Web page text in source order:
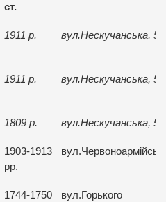
ст.
1911 р. вул.Нескучанська, 5
1911 р. вул.Нескучанська, 5
1809 р. вул.Нескучанська, 5
1903-1913
рр.
1744-1750
вул.Горького